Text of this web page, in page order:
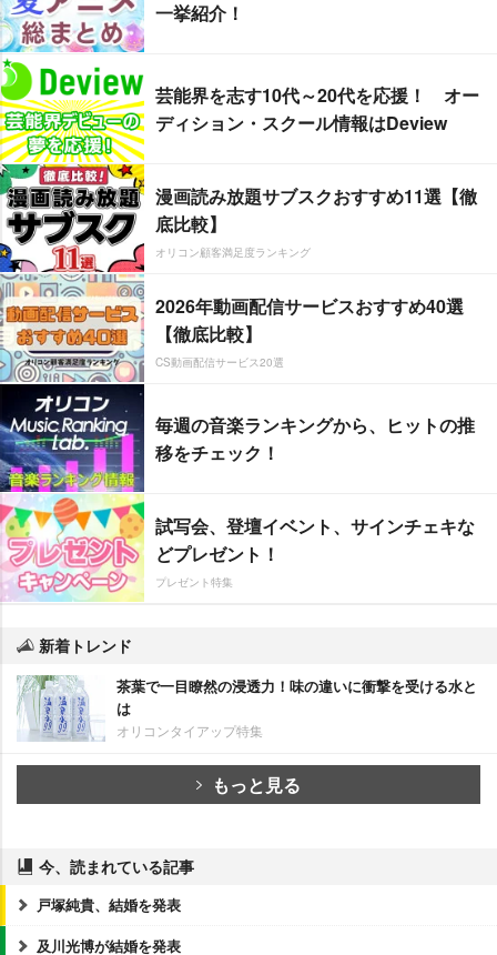
一挙紹介！
芸能界を志す10代～20代を応援！ オー
ディション・スクール情報はDeview
漫画読み放題サブスクおすすめ11選【徹
底比較】
オリコン顧客満足度ランキング
2026年動画配信サービスおすすめ40選
【徹底比較】
CS動画配信サービス20選
毎週の音楽ランキングから、ヒットの推
移をチェック！
試写会、登壇イベント、サインチェキな
どプレゼント！
プレゼント特集
新着トレンド
茶葉で一目瞭然の浸透力！味の違いに衝撃を受ける水と
は
オリコンタイアップ特集
もっと見る
今、読まれている記事
戸塚純貴、結婚を発表
及川光博が結婚を発表